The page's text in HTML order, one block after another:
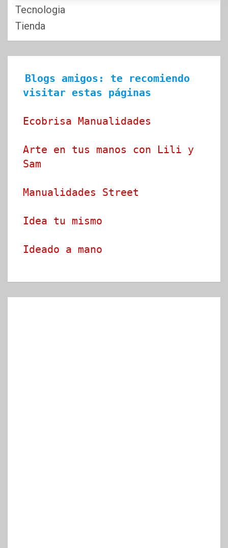
Tecnologia
Tienda
Blogs amigos: te recomiendo
visitar estas páginas
Ecobrisa Manualidades
Arte en tus manos con Lili y
Sam
Manualidades Street
Idea tu mismo
Ideado a mano